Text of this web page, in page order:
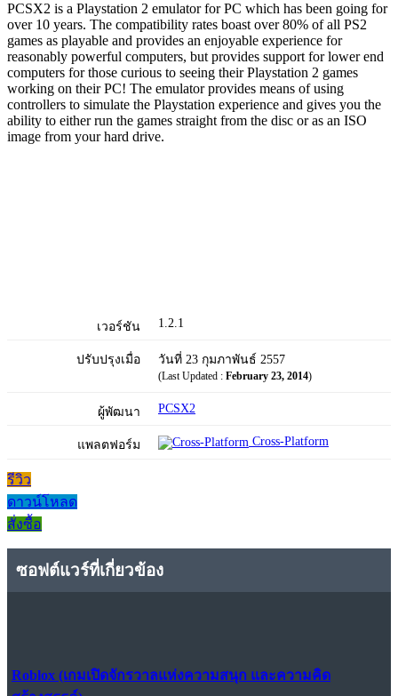
PCSX2 is a Playstation 2 emulator for PC which has been going for
over 10 years. The compatibility rates boast over 80% of all PS2
games as playable and provides an enjoyable experience for
reasonably powerful computers, but provides support for lower end
computers for those curious to seeing their Playstation 2 games
working on their PC! The emulator provides means of using
controllers to simulate the Playstation experience and gives you the
ability to either run the games straight from the disc or as an ISO
image from your hard drive.
เวอร์ชัน 1.2.1
ปรับปรุงเมื่อ วันที่ 23 กุมภาพันธ์ 2557
(Last Updated : February 23, 2014)
ผู้พัฒนา PCSX2
แพลตฟอร์ม Cross-Platform
รีวิว
ดาวน์โหลด
สั่งซื้อ
ซอฟต์แวร์ที่เกี่ยวข้อง
Roblox (เกมเปิดจักรวาลแห่งความสนุก และความคิด